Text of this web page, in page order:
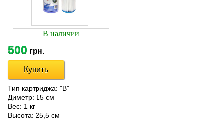
В наличии
500 грн.
Купить
Тип картриджа: "В"
Диметр: 15 см
Вес: 1 кг
Высота: 25,5 см